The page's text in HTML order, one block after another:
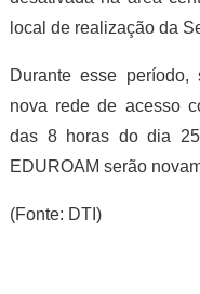
local de realização da
Durante esse
nova rede de acesso
das 8 horas do dia
EDUROAM serão
(Fonte: DTI)